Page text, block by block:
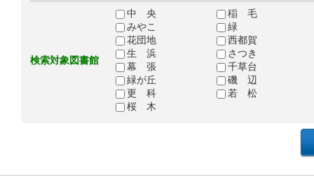
検索対象図書館
中 央
稲 毛
みやこ
緑
花団地
西都賀
生 浜
さつき
幕 張
千草台
緑が丘
磯 辺
更 科
若 松
桜 木